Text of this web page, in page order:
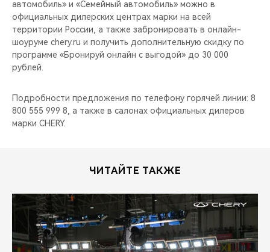
автомобиль» и «Семейный автомобиль» можно в
официальных дилерских центрах марки на всей
территории России, а также забронировать в онлайн-
шоуруме chery.ru и получить дополнительную скидку по
программе «Бронируй онлайн с выгодой» до 30 000
рублей.
Подробности предложения по телефону горячей линии: 8
800 555 999 8, а также в салонах официальных дилеров
марки CHERY.
ЧИТАЙТЕ ТАКЖЕ